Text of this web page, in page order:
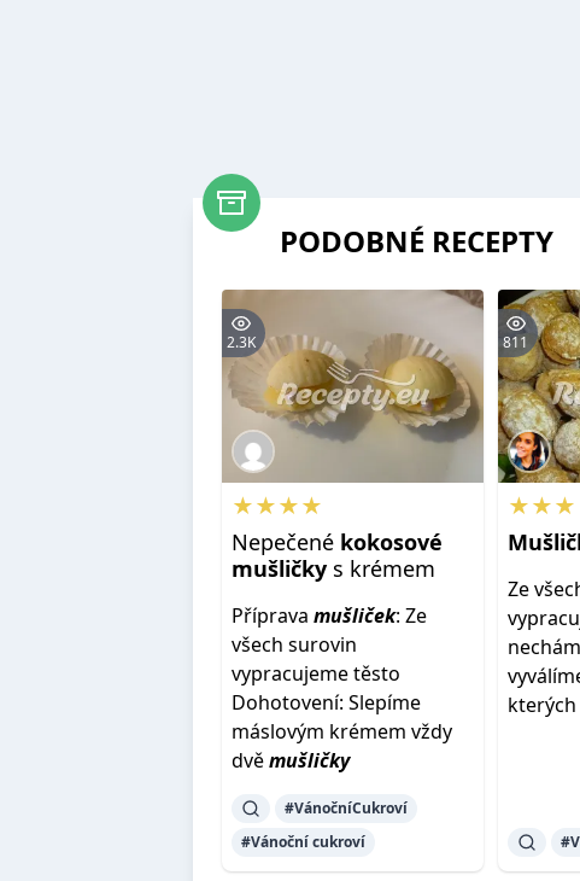
PODOBNÉ RECEPTY
2.3K
★★★★
Nepečené kokosové
mušličky s krémem
Příprava mušliček: Ze
všech surovin
vypracujeme těsto
Dohotovení: Slepíme
máslovým krémem vždy
dvěmušličky
#VánočníCukroví
#Vánoční cukroví
811
★★★
Ze